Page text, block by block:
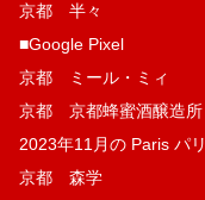
京都 半々
■Google Pixel
京都 ミール・ミィ
京都 京都蜂蜜酒醸造所
2023年11月の Paris パリ
京都 森学